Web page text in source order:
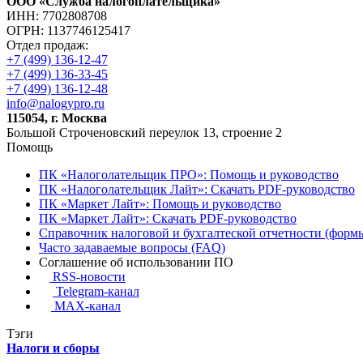
ИНН: 7702808708
ОГРН: 1137746125417
Отдел продаж:
+7 (499) 136-12-47
+7 (499) 136-33-45
+7 (499) 136-12-48
info@nalogypro.ru
115054, г. Москва
Большой Строченовский переулок 13, строение 2
Помощь
ПК «Налоголательщик ПРО»: Помощь и руководство
ПК «Налоголательщик Лайт»: Скачать PDF-руководство
ПК «Маркет Лайт»: Помощь и руководство
ПК «Маркет Лайт»: Скачать PDF-руководство
Справочник налоговой и бухгалтеской отчетности
Часто задаваемые вопросы (FAQ)
Соглашение об использовании ПО
RSS-новости
Telegram-канал
MAX-канал
Тэги
Налоги и сборы